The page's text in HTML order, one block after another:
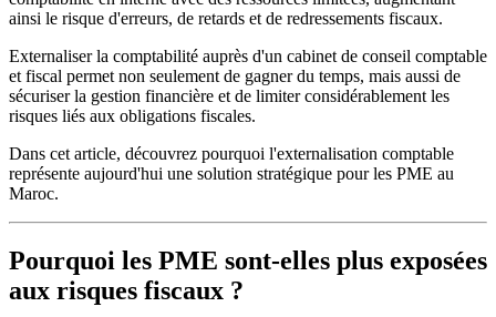
ainsi le risque d'erreurs, de retards et de redressements fiscaux.
Externaliser la comptabilité auprès d'un cabinet de conseil comptable
et fiscal permet non seulement de gagner du temps, mais aussi de
sécuriser la gestion financière et de limiter considérablement les
risques liés aux obligations fiscales.
Dans cet article, découvrez pourquoi l'externalisation comptable
représente aujourd'hui une solution stratégique pour les PME au
Maroc.
Pourquoi les PME sont-elles plus exposées
aux risques fiscaux ?